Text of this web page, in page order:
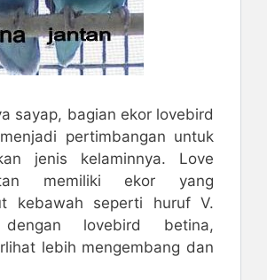
sayap, bagian ekor lovebird
pertimbangan untuk
jenis kelaminnya. Love
memiliki ekor yang
kebawah seperti huruf V.
dengan lovebird betina,
lebih mengembang dan